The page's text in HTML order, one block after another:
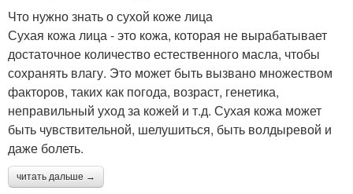
Что нужно знать о сухой коже лица
Сухая кожа лица - это кожа, которая не вырабатывает
достаточное количество естественного масла, чтобы
сохранять влагу. Это может быть вызвано множеством
факторов, таких как погода, возраст, генетика,
неправильный уход за кожей и т.д. Сухая кожа может
быть чувствительной, шелушиться, быть волдыревой и
даже болеть.
читать дальше →